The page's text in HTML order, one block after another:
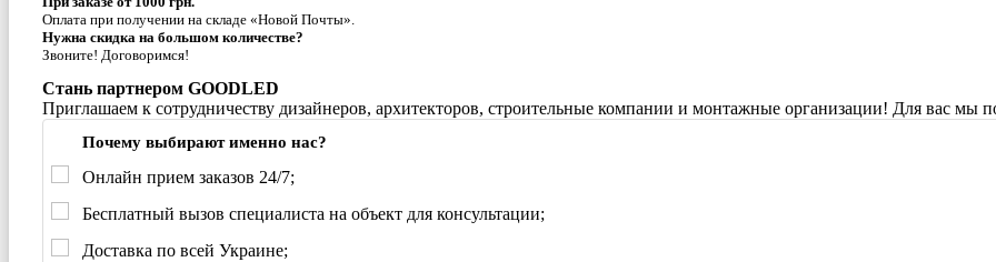
Оплата при получении на складе «Новой Почты».
Нужна скидка на большом количестве?
Звоните! Договоримся!
Стань партнером GOODLED
Приглашаем к сотрудничеству дизайнеров, архитекторов, строительные компании и монтажные организации! Для вас мы
Почему выбирают именно нас?
Онлайн прием заказов 24/7;
Бесплатный вызов специалиста на объект для консультации;
Доставка по всей Украине;